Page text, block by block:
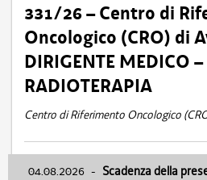
331/26 – Centro di
Oncologico (CRO) di
DIRIGENTE MEDICO
RADIOTERAPIA
Centro di Riferimento Oncologico
04.08.2026 - Scadenza della